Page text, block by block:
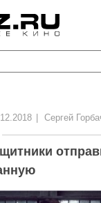
Сергей